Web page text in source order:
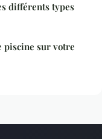
différents types
piscine sur votre